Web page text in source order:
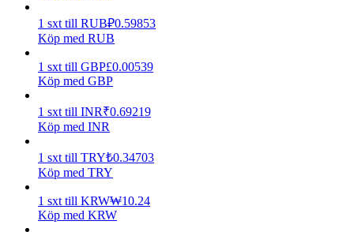
Power Piggy
Tjäna konkurrenskraftiga belöningar dagligen
Utsättning
1 sxt till RUB₽0.59853
Köp med RUB
1 sxt till GBP£0.00539
Köp med GBP
1 sxt till INR₹0.69219
Köp med INR
1 sxt till TRY₺0.34703
Köp med TRY
1 sxt till KRW₩10.24
Köp med KRW